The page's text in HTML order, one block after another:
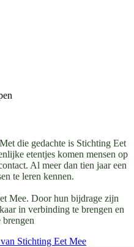
die gedachte is Stichting Eet
etentjes komen mensen op
Al meer dan tien jaar een
te leren kennen.
Mee. Door hun bijdrage zijn
in verbinding te brengen en
Stichting Eet Mee